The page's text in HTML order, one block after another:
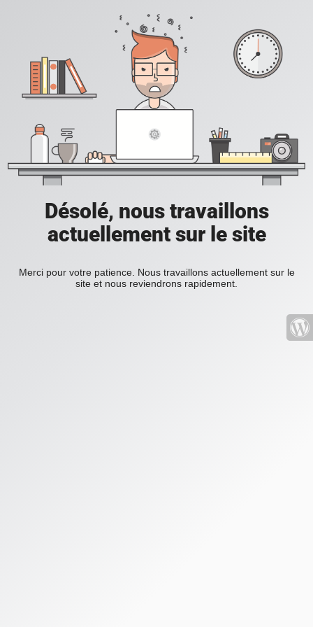
Désolé, nous travaillons
actuellement sur le site
Merci pour votre patience. Nous travaillons actuellement sur le
site et nous reviendrons rapidement.